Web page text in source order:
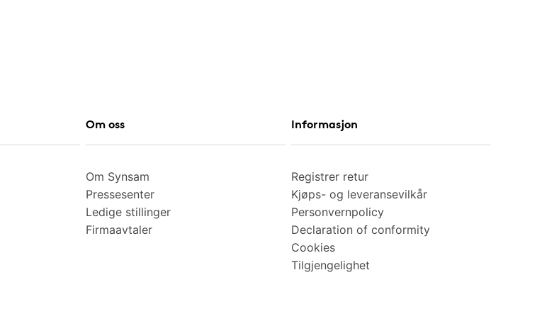
Om oss
Om Synsam
Pressesenter
Ledige stillinger
Firmaavtaler
Informasjon
Registrer retur
Kjøps- og leveransevilkår
Personvernpolicy
Declaration of conformity
Cookies
Tilgjengelighet